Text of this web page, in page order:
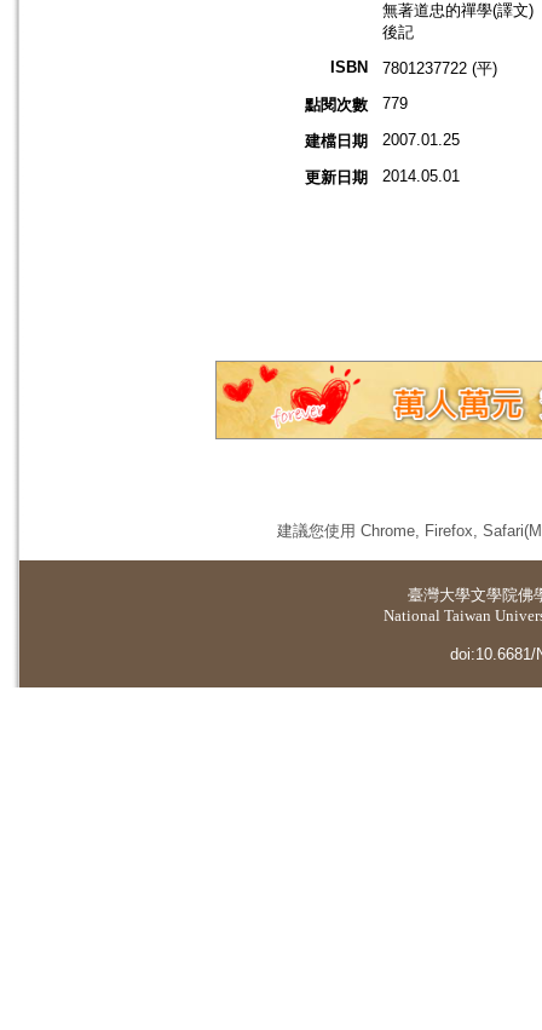
無著道忠的禪學(譯文)
後記
ISBN
7801237722 (平)
點閱次數
779
建檔日期 2007.01.25
更新日期 2014.05.01
建議您使用 Chrome, Firefox,
臺灣大學文學院佛
National Taiwan
doi:10.6681/